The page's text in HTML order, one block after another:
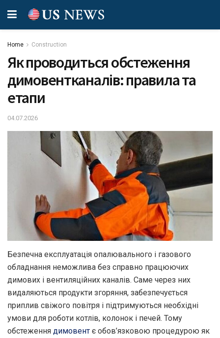
Home Construction
Як проводиться обстеження
димовентканалів: правила та
етапи
04.07.2026
Безпечна експлуатація опалювального і газового
обладнання неможлива без справно працюючих
димових і вентиляційних каналів. Саме через них
видаляються продукти згоряння, забезпечується
приплив свіжого повітря і підтримуються необхідні
умови для роботи котлів, колонок і печей. Тому
обстеження димовент є обов’язковою процедурою як